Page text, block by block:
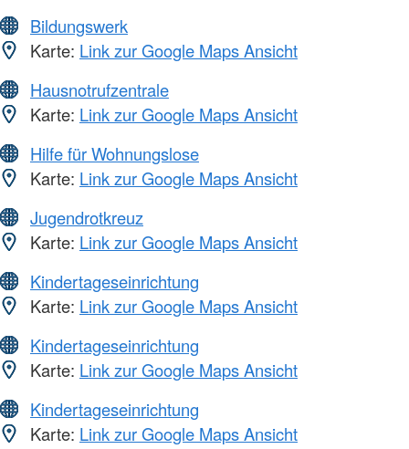
Bildungswerk
Karte: Link zur Google Maps Ansicht
Hausnotrufzentrale
Karte: Link zur Google Maps Ansicht
Hilfe für Wohnungslose
Karte: Link zur Google Maps Ansicht
Jugendrotkreuz
Karte: Link zur Google Maps Ansicht
Kindertageseinrichtung
Karte: Link zur Google Maps Ansicht
Kindertageseinrichtung
Karte: Link zur Google Maps Ansicht
Kindertageseinrichtung
Karte: Link zur Google Maps Ansicht